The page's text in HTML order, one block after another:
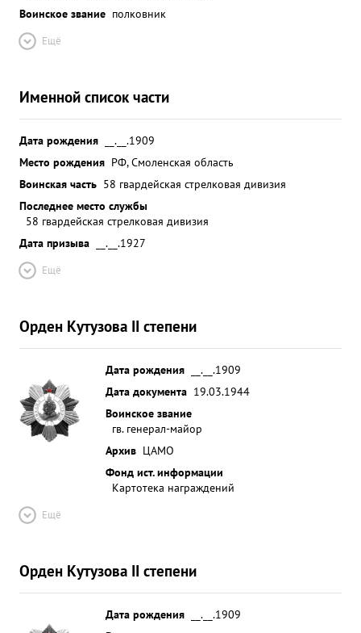
Воинское звание полковник
Ещё
Именной список части
Дата рождения
__.__.1909
Место рождения РФ, Смоленская область
Воинская часть 58 гвардейская стрелковая дивизия
Последнее место службы
58 гвардейская стрелковая дивизия
Дата призыва
__.__.1927
Ещё
Орден Кутузова II степени
Дата рождения
__.__.1909
Дата документа 19.03.1944
Воинское звание
гв. генерал-майор
Архив ЦАМО
Фонд ист. информации
Картотека награждений
Ещё
Орден Кутузова II степени
Дата рождения
__.__.1909